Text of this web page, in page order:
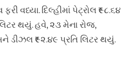
વધ્યા. દિલ્હીમાં પેટ્રોલ ₹૯૮.૬૪
થયું. હવે, ૨૩ મેના રોજ,
ડીઝલ ₹૯૨.૪૯ પ્રતિ લિટર થયું.